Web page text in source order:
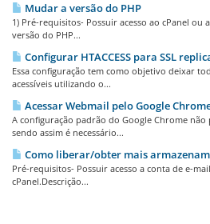
Mudar a versão do PHP
1) Pré-requisitos- Possuir acesso ao cPanel ou
versão do PHP...
Configurar HTACCESS para SSL
Essa configuração tem como objetivo deixar
acessíveis utilizando o...
Acessar Webmail pelo Google
A configuração padrão do Google Chrome
sendo assim é necessário...
Como liberar/obter mais
Pré-requisitos- Possuir acesso a conta de e-
cPanel.Descrição...